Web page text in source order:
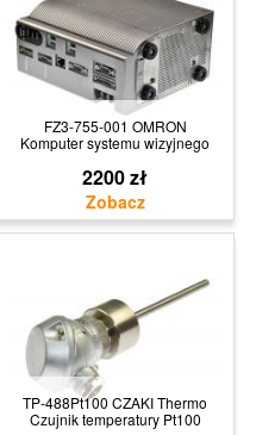
FZ3-755-001 OMRON
Komputer systemu wizyjnego
2200 zł
TP-488Pt100 CZAKI Thermo
Czujnik temperatury Pt100